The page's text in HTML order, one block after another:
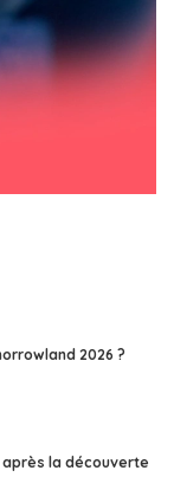
2026 ?
après la découverte